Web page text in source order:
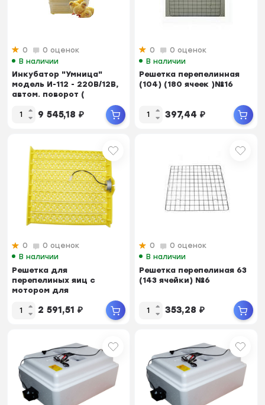
0
0 оценок
В наличии
Инкубатор "Умница"
модель И-112 - 220В/12В,
автом. поворот (
9 545,18 ₽
0
0 оценок
В наличии
Решетка перепелинная
(104) (180 ячеек )№16
397,44 ₽
0
0 оценок
В наличии
Решетка для
перепелиных яиц с
мотором для
2 591,51 ₽
0
0 оценок
В наличии
Решетка перепелиная 63
(143 ячейки) №6
353,28 ₽